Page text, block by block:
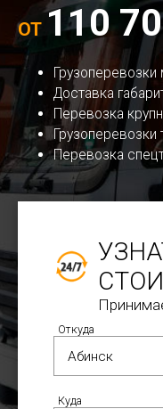
ОТ 110
Доставка
Перевозка
Перевозка
Откуда
Куда